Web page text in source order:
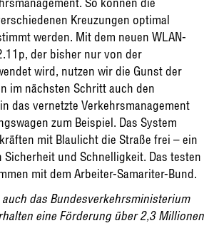
Kreuzungen optimal
werden. Mit dem neuen WLAN-
der bisher nur von der
wird, nutzen wir die Gunst der
im nächsten Schritt auch den
das vernetzte Verkehrsmanagement
zum Beispiel. Das System
mit Blaulicht die Straße frei – ein
Sicherheit und Schnelligkeit. Das testen
mit dem Arbeiter-Samariter-Bund.
das Bundesverkehrsministerium
eine Förderung über 2,3 Millionen